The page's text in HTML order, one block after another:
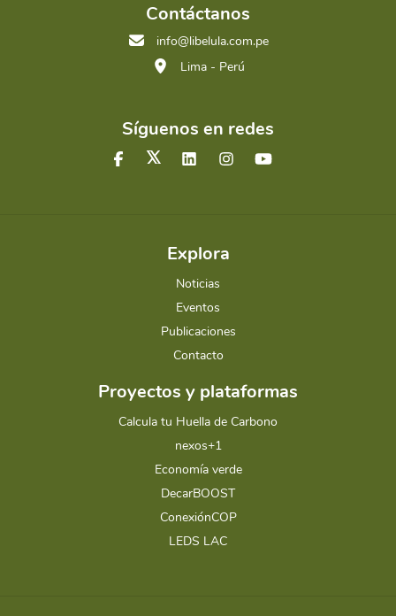
Contáctanos
info@libelula.com.pe
Lima - Perú
Síguenos en redes
Explora
Noticias
Eventos
Publicaciones
Contacto
Proyectos y plataformas
Calcula tu Huella de Carbono
nexos+1
Economía verde
DecarBOOST
ConexiónCOP
LEDS LAC